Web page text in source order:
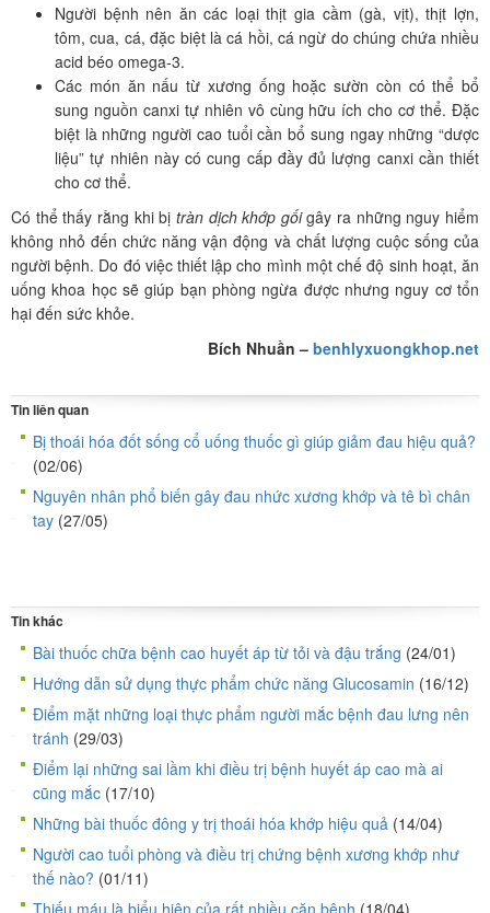
Người bệnh nên ăn các loại thịt gia cầm (gà, vịt), thịt lợn,
tôm, cua, cá, đặc biệt là cá hồi, cá ngừ do chúng chứa nhiều
acid béo omega-3.
Các món ăn nấu từ xương ống hoặc sườn còn có thể bổ
sung nguồn canxi tự nhiên vô cùng hữu ích cho cơ thể. Đặc
biệt là những người cao tuổi cần bổ sung ngay những “dược
liệu” tự nhiên này có cung cấp đầy đủ lượng canxi cần thiết
cho cơ thể.
Có thể thấy rằng khi bị tràn dịch khớp gốigây ra những nguy hiểm
không nhỏ đến chức năng vận động và chất lượng cuộc sống của
người bệnh. Do đó việc thiết lập cho mình một chế độ sinh hoạt, ăn
uống khoa học sẽ giúp bạn phòng ngừa được nhưng nguy cơ tổn
hại đến sức khỏe.
Bích Nhuần – benhlyxuongkhop.net
Tin liên quan
Bị thoái hóa đốt sống cổ uống thuốc gì giúp giảm đau hiệu quả?
(02/06)
Nguyên nhân phổ biến gây đau nhức xương khớp và tê bì chân
tay (27/05)
Tin khác
Bài thuốc chữa bệnh cao huyết áp từ tỏi và đậu trắng (24/01)
Hướng dẫn sử dụng thực phẩm chức năng Glucosamin (16/12)
Điểm mặt những loại thực phẩm người mắc bệnh đau lưng nên
tránh (29/03)
Điểm lại những sai lầm khi điều trị bệnh huyết áp cao mà ai
cũng mắc (17/10)
Những bài thuốc đông y trị thoái hóa khớp hiệu quả (14/04)
Người cao tuổi phòng và điều trị chứng bệnh xương khớp như
thế nào? (01/11)
Thiếu máu là biểu hiện của rất nhiều căn bệnh (18/04)